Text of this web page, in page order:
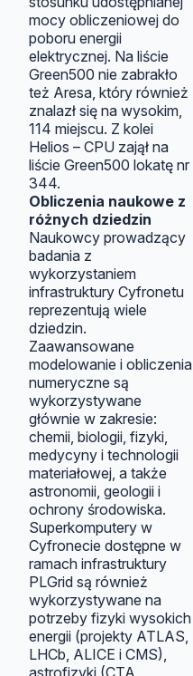
mocy obliczeniowej do
poboru energii
elektrycznej. Na liście
Green500 nie zabrakło
też Aresa, który również
znalazł się na wysokim,
114 miejscu. Z kolei
Helios – CPU zajął na
liście Green500 lokatę nr
344.
Obliczenia naukowe z
różnych dziedzin
Naukowcy prowadzący
badania z
wykorzystaniem
infrastruktury Cyfronetu
reprezentują wiele
dziedzin.
Zaawansowane
modelowanie i obliczenia
numeryczne są
wykorzystywane
głównie w zakresie:
chemii, biologii, fizyki,
medycyny i technologii
materiałowej, a także
astronomii, geologii i
ochrony środowiska.
Superkomputery w
Cyfronecie dostępne w
ramach infrastruktury
PLGrid są również
wykorzystywane na
potrzeby fizyki wysokich
energii (projekty ATLAS,
LHCb, ALICE i CMS),
astrofizyki (CTA,